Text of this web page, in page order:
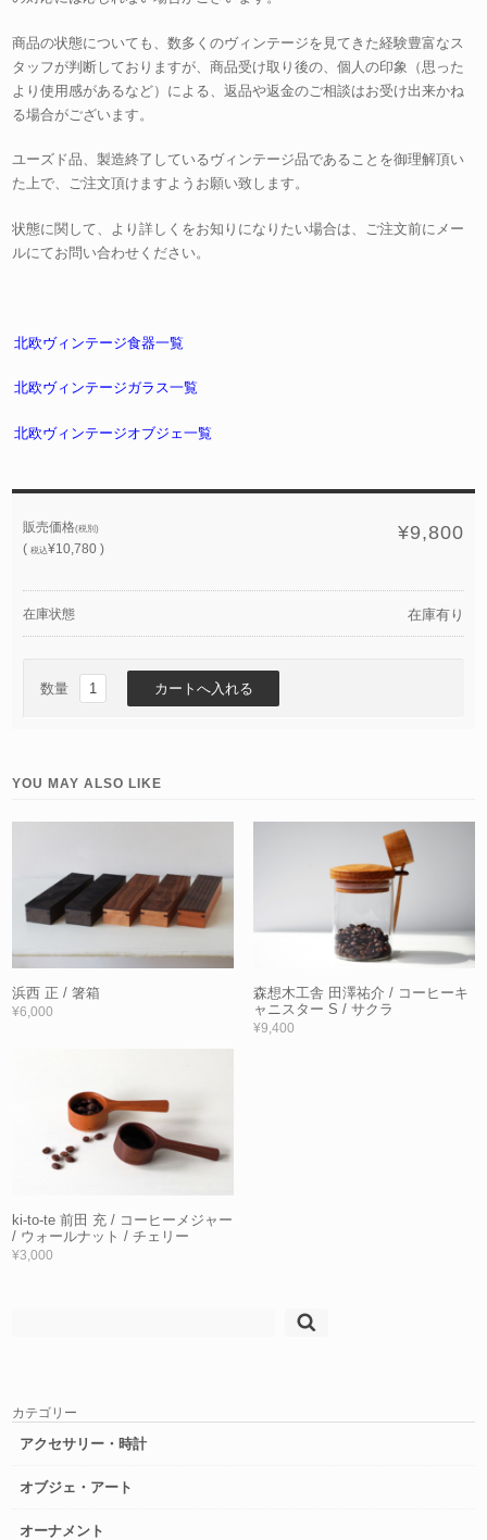
商品の状態についても、数多くのヴィンテージを見てきた経験豊富なス
タッフが判断しておりますが、商品受け取り後の、個人の印象（思った
より使用感があるなど）による、返品や返金のご相談はお受け出来かね
る場合がございます。
ユーズド品、製造終了しているヴィンテージ品であることを御理解頂い
た上で、ご注文頂けますようお願い致します。
状態に関して、より詳しくをお知りになりたい場合は、ご注文前にメー
ルにてお問い合わせください。
北欧ヴィンテージ食器一覧
北欧ヴィンテージガラス一覧
北欧ヴィンテージオブジェ一覧
販売価格(税別)
(税込¥10,780 )
¥9,800
在庫状態 在庫有り
数量
YOU MAY ALSO LIKE
浜西 正 / 箸箱
¥6,000
森想木工舎 田澤祐介 / コーヒーキ
ャニスター S / サクラ
¥9,400
ki-to-te 前田 充 / コーヒーメジャー
/ ウォールナット / チェリー
¥3,000
カテゴリー
アクセサリー・時計
オブジェ・アート
オーナメント